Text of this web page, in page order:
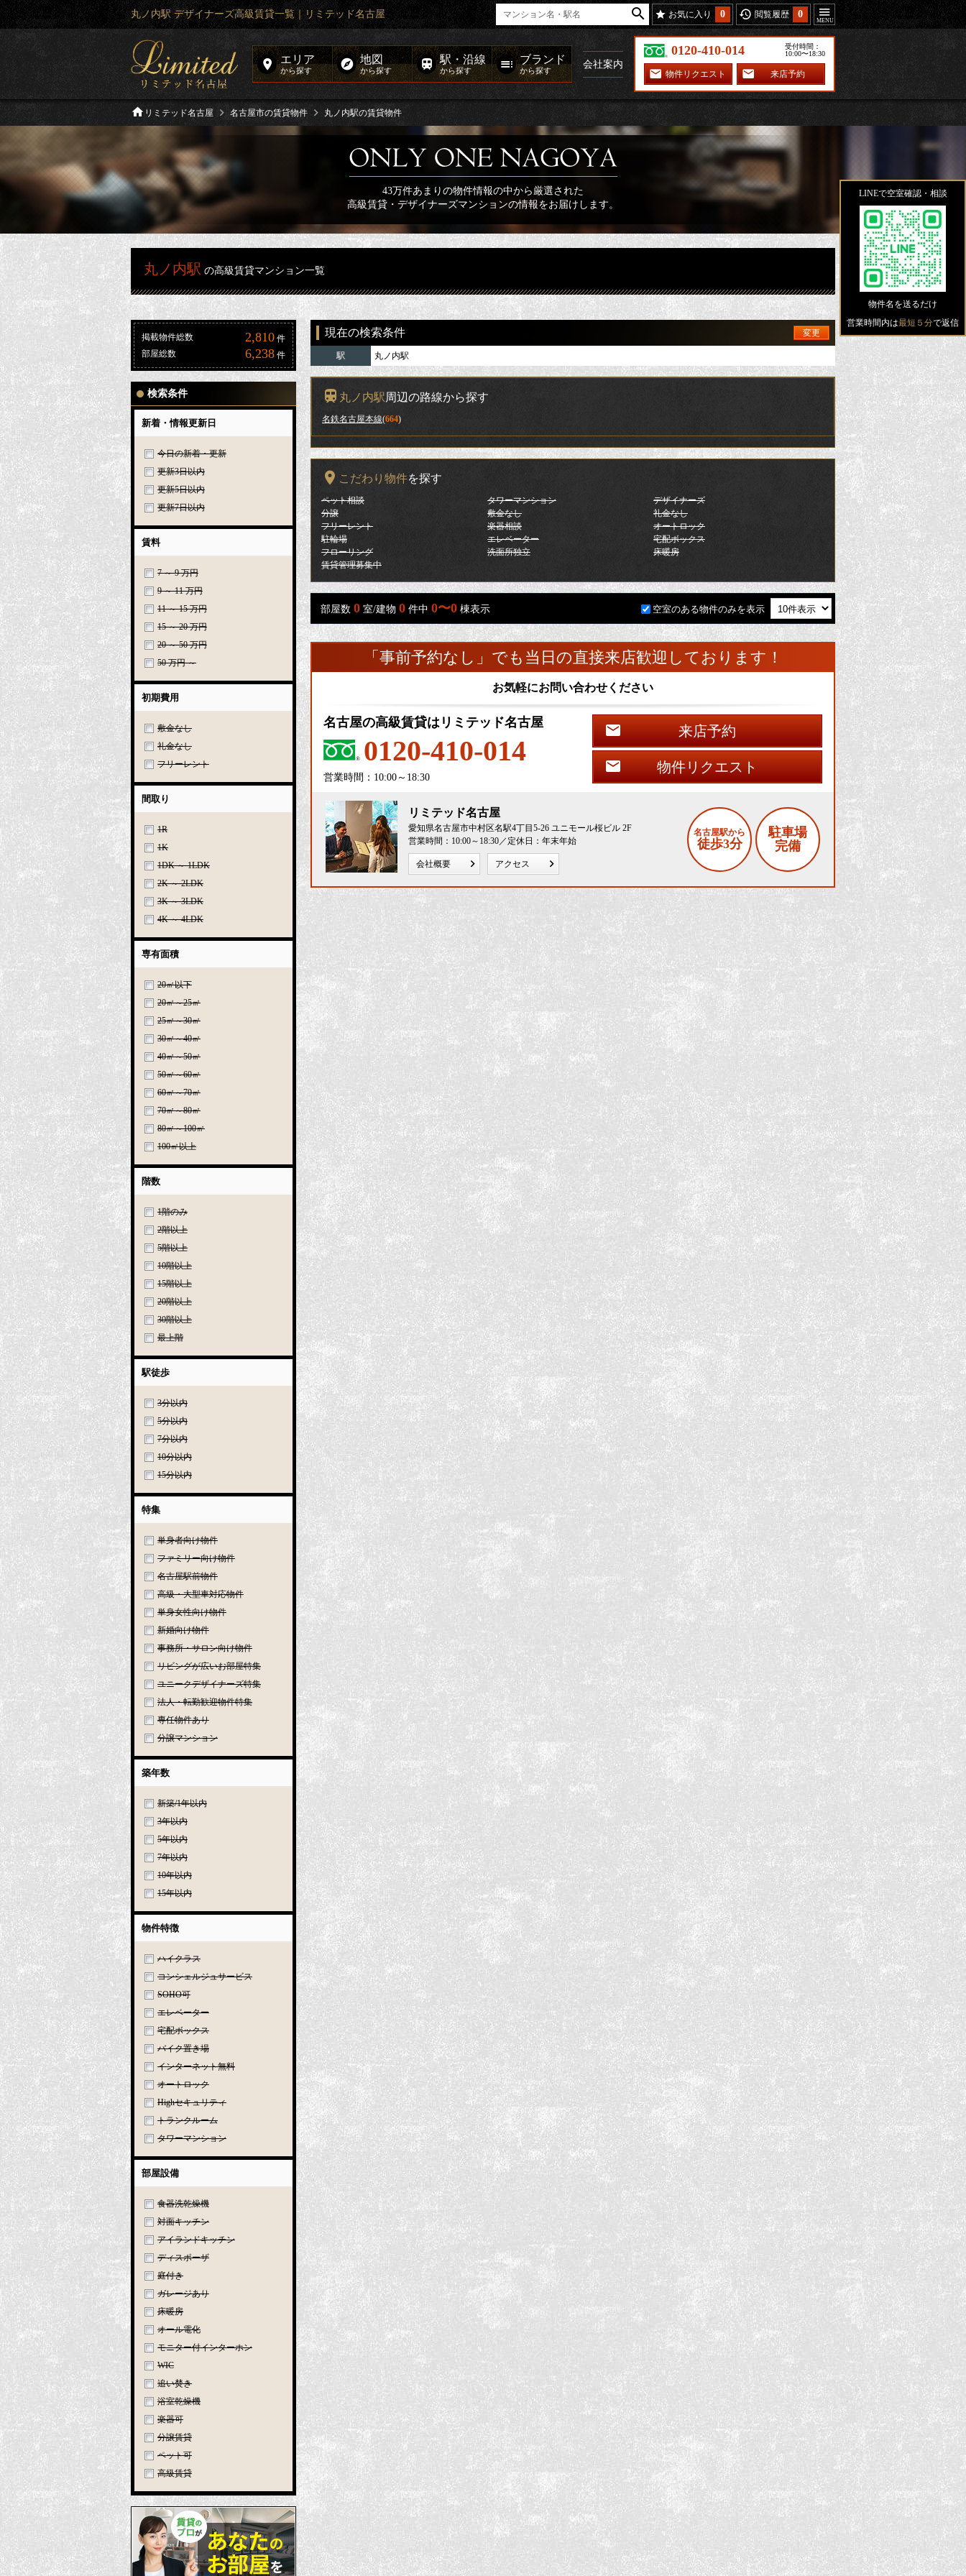
丸ノ内駅 デザイナーズ高級賃貸一覧｜リミテッド名古屋 お気に入り 0 閲覧履歴 0
エリア
から探す
地図
から探す
駅・沿線
から探す
ブランド
から探す
会社案内
0120-410-014
受付時間：
10:00〜18:30
物件リクエスト 来店予約
リミテッド名古屋 名古屋市の賃貸物件 丸ノ内駅の賃貸物件
43万件あまりの物件情報の中から厳選された
高級賃貸・デザイナーズマンションの情報をお届けします。
丸ノ内駅 の高級賃貸マンション一覧
掲載物件総数 2,810 件
部屋総数
6,238 件
検索条件
新着・情報更新日
今日の新着・更新
更新3日以内
更新5日以内
更新7日以内
賃料
7 ～ 9 万円
9 ～ 11 万円
11 ～ 15 万円
15 ～ 20 万円
20 ～ 50 万円
50 万円 ～
初期費用
敷金なし
礼金なし
フリーレント
間取り
1R
1K
1DK ～ 1LDK
2K ～ 2LDK
3K ～ 3LDK
4K ～ 4LDK
専有面積
20㎡以下
20㎡～25㎡
25㎡～30㎡
30㎡～40㎡
40㎡～50㎡
50㎡～60㎡
60㎡～70㎡
70㎡～80㎡
80㎡～100㎡
100㎡以上
階数
1階のみ
2階以上
5階以上
10階以上
15階以上
20階以上
30階以上
最上階
駅徒歩
3分以内
5分以内
7分以内
10分以内
15分以内
特集
単身者向け物件
ファミリー向け物件
名古屋駅前物件
高級・大型車対応物件
単身女性向け物件
新婚向け物件
事務所・サロン向け物件
リビングが広いお部屋特集
ユニークデザイナーズ特集
法人・転勤歓迎物件特集
専任物件あり
分譲マンション
築年数
新築/1年以内
3年以内
5年以内
7年以内
10年以内
15年以内
物件特徴
ハイクラス
コンシェルジュサービス
SOHO可
エレベーター
宅配ボックス
バイク置き場
インターネット無料
オートロック
Highセキュリティ
トランクルーム
タワーマンション
部屋設備
食器洗乾燥機
対面キッチン
アイランドキッチン
ディスポーザ
庭付き
ガレージあり
床暖房
オール電化
モニター付インターホン
WIC
追い焚き
浴室乾燥機
楽器可
分譲賃貸
ペット可
高級賃貸
現在の検索条件 変更
駅 丸ノ内駅
丸ノ内駅周辺の路線から探す
名鉄名古屋本線(664)
こだわり物件を探す
ペット相談 タワーマンション
デザイナーズ
分譲
敷金なし
礼金なし
フリーレント
楽器相談
オートロック
駐輪場
エレベーター
宅配ボックス
フローリング
洗面所独立
床暖房
賃貸管理募集中
部屋数 0 室/建物 0 件中 0〜0 棟表示 空室のある物件のみを表示
「事前予約なし」でも当日の直接来店歓迎しております！
お気軽にお問い合わせください
名古屋の高級賃貸はリミテッド名古屋
0120-410-014
営業時間：10:00～18:30
来店予約
物件リクエスト
リミテッド名古屋
愛知県名古屋市中村区名駅4丁目5-26 ユニモール桜ビル 2F
営業時間：10:00～18:30／定休日：年末年始
会社概要 アクセス
名古屋駅から
徒歩3分
駐車場
完備
LINEで空室確認・相談
物件名を送るだけ
営業時間内は最短５分で返信